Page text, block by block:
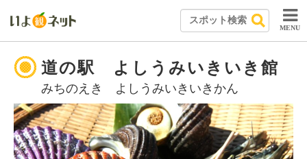
MENU
道の駅 よしうみいきいき館
みちのえき よしうみいきいきかん